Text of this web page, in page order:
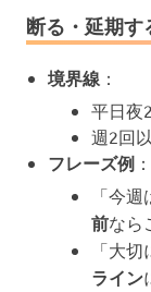
断る・延期す
境界線 ：
平日夜
週2回
フレーズ例 ：
「今
前なら
「大
ライン